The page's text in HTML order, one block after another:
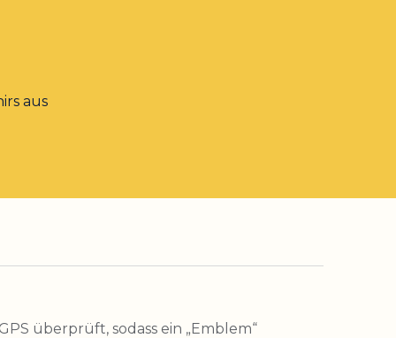
aus
überprüft, sodass ein „Emblem“